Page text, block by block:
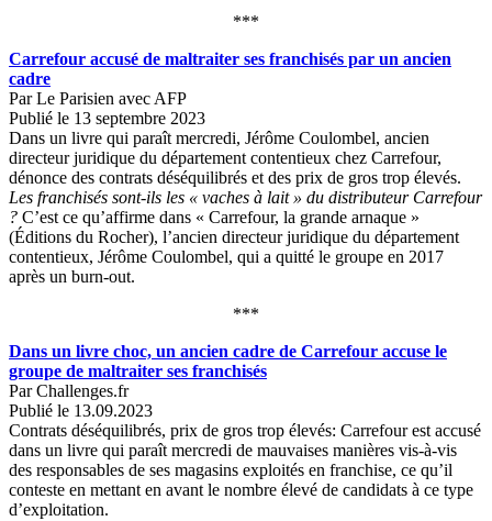
***
Carrefour accusé de maltraiter ses franchisés par un ancien
cadre
Par Le Parisien avec AFP
Publié le 13 septembre 2023
Dans un livre qui paraît mercredi, Jérôme Coulombel, ancien
directeur juridique du département contentieux chez Carrefour,
dénonce des contrats déséquilibrés et des prix de gros trop élevés.
Les franchisés sont-ils les « vaches à lait » du distributeur Carrefour
? C’est ce qu’affirme dans « Carrefour, la grande arnaque »
(Éditions du Rocher), l’ancien directeur juridique du département
contentieux, Jérôme Coulombel, qui a quitté le groupe en 2017
après un burn-out.
***
Dans un livre choc, un ancien cadre de Carrefour accuse le
groupe de maltraiter ses franchisés
Par Challenges.fr
Publié le 13.09.2023
Contrats déséquilibrés, prix de gros trop élevés: Carrefour est accusé
dans un livre qui paraît mercredi de mauvaises manières vis-à-vis
des responsables de ses magasins exploités en franchise, ce qu’il
conteste en mettant en avant le nombre élevé de candidats à ce type
d’exploitation.